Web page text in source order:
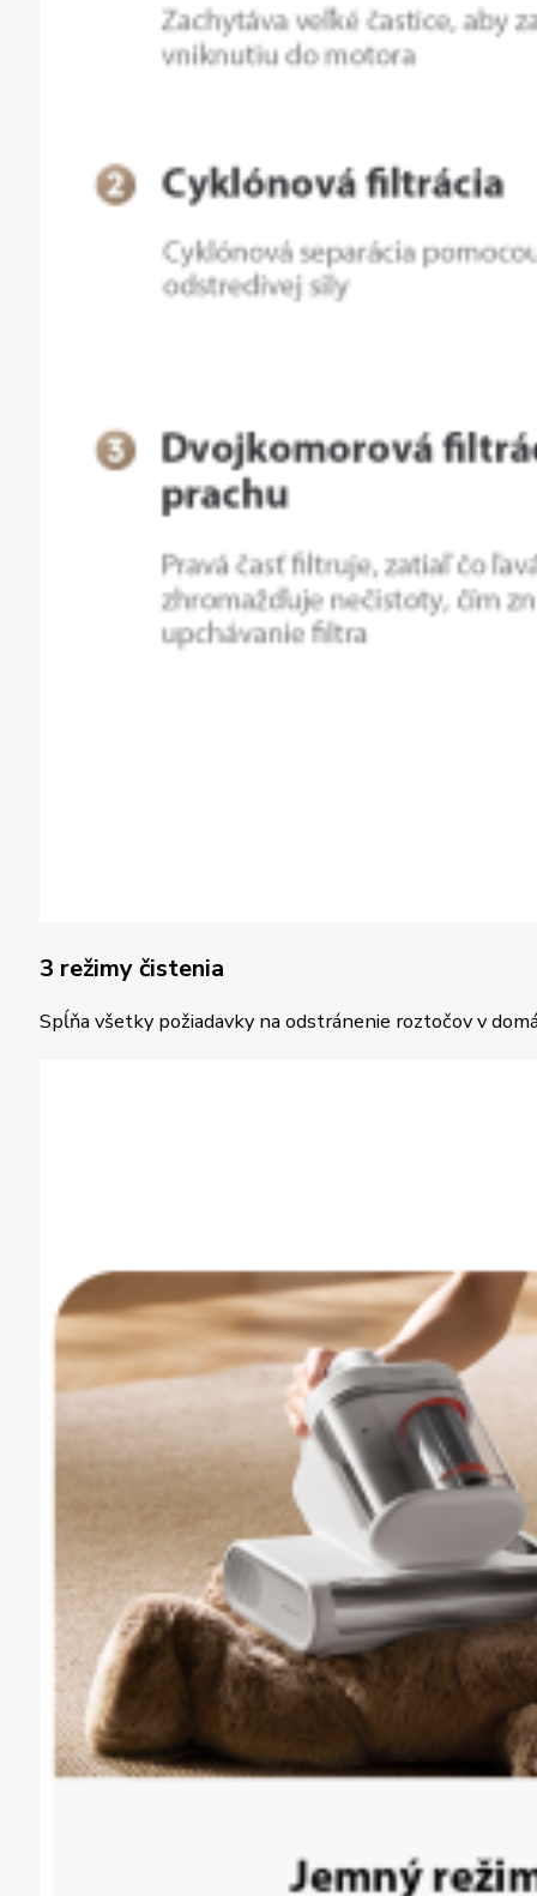
3 režimy čistenia
Spĺňa všetky požiadavky na odstránenie roztočov v